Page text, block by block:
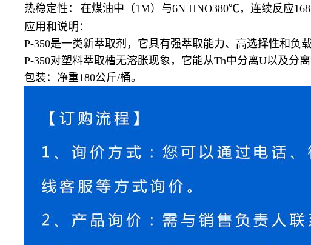
热稳定性：
在煤油中（1M）与6N HNO380℃，连续反应168
应用和说明：
P-350是一类新萃取剂，它具有强萃取能力、高选择性和负
P-350对塑料萃取槽无溶胀现象，它能从Th中分离U以及分
包装：净重180公斤/桶。